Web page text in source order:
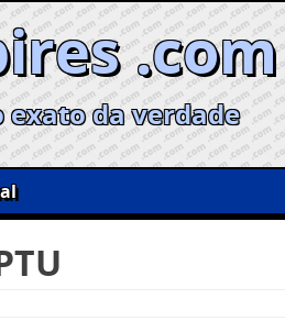
.com
da verdade